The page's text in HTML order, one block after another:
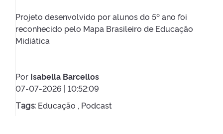
Projeto desenvolvido por alunos do 5º ano foi
reconhecido pelo Mapa Brasileiro de Educação
Midiática
Por Isabella Barcellos
07-07-2026 | 10:52:09
Tags: Educação , Podcast